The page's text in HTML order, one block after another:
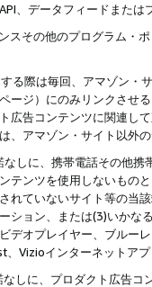
、データフィードまた
スその他のプログラム・
る際は毎回、アマゾン
ージ）にのみリンクさせ
広告コンテンツに関連し
、アマゾン・サイト以外
しに、携帯電話その他
テンツを使用しないもの
れていないサイト等の当
ション、または(3)いか
デオプレイヤー、ブルー
、Vizioインターネットア
しに、プロダクト広告